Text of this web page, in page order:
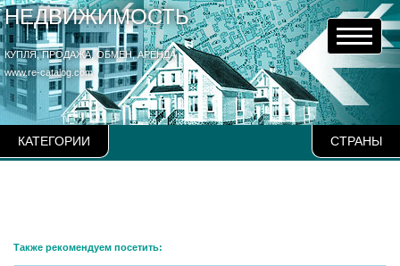
НЕДВИЖИМОСТЬ
КУПЛЯ, ПРОДАЖА, ОБМЕН, АРЕНДА
www.re-catalog.com
КАТЕГОРИИ СТРАНЫ
Также рекомендуем посетить: